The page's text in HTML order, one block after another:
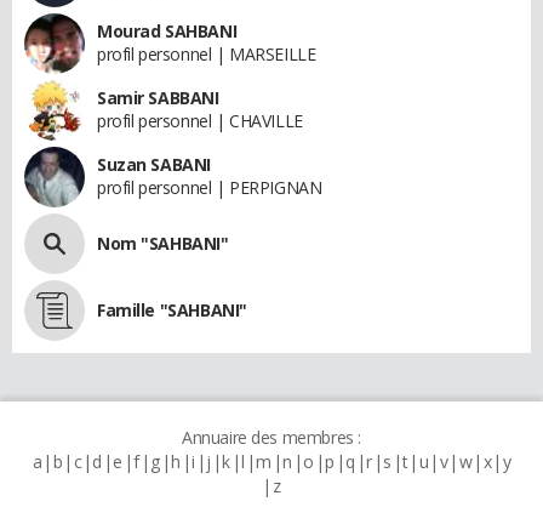
Mourad SAHBANI
profil personnel | MARSEILLE
Samir SABBANI
profil personnel | CHAVILLE
Suzan SABANI
profil personnel | PERPIGNAN
Nom "SAHBANI"
Famille "SAHBANI"
Annuaire des membres :
a b c d e f g h i j k l m n o p q r s t u v w x y
z